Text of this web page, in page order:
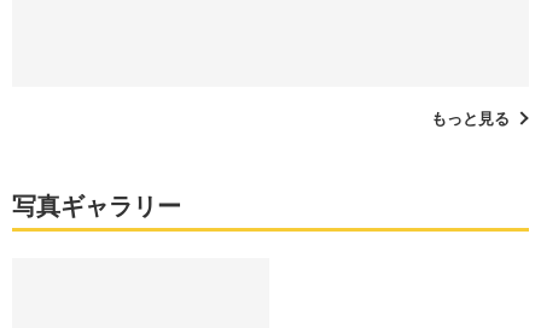
もっと見る
写真ギャラリー